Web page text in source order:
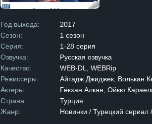
покидает
медицинское
не забывает
встаёт
за свои
Год выхода:
2017
Сезон:
1 сезон
Серия:
1-28 серия
Озвучка:
Русская озвучка
Качество:
WEB-DL, WEBRip
Режиссеры:
Айтадж Джиджек, Волькан
Актеры:
Гёкхан Алкан, Ойкю
Страна:
Турция
Жанр:
Новинки / Турецкий